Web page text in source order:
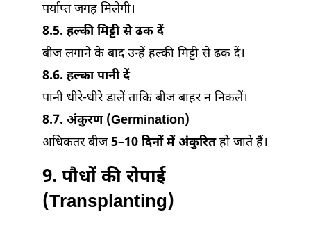
पर्याप्त जगह मिलेगी।
8.5. हल्की मिट्टी से ढक दें
बीज लगाने के बाद उन्हें हल्की मिट्टी से ढक दें।
8.6. हल्का पानी दें
पानी धीरे-धीरे डालें ताकि बीज बाहर न निकलें।
8.7. अंकुरण (Germination)
अधिकतर बीज5–10 दिनों में अंकुरितहो जाते हैं।
9. पौधों की रोपाई
(Transplanting)